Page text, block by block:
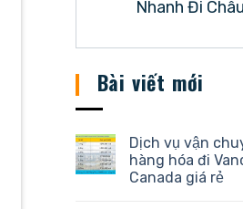
Nhanh Đi
Bài viết mới
Dịch vụ vận
hàng hóa đi
Canada giá rẻ